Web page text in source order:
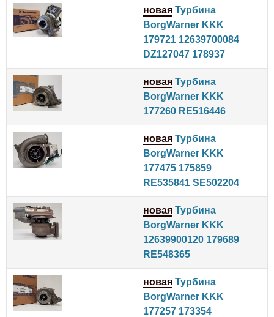
новая Турбина
BorgWarner KKK
179721 12639700084
DZ127047 178937
новая Турбина
BorgWarner KKK
177260 RE516446
новая Турбина
BorgWarner KKK
177475 175859
RE535841 SE502204
новая Турбина
BorgWarner KKK
12639900120 179689
RE548365
новая Турбина
BorgWarner KKK
177257 173354